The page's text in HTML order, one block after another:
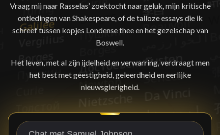
Vraag mij naar Rasselas’ zoektocht naar geluk, mijn kritische
ontledingen van Shakespeare, of de talloze essays die ik
schreef tussen kopjes Londense thee en het gezelschap van
Boswell.
Het leven, met al zijn ijdelheid en verwarring, verdraagt men
het best met geestigheid, geleerdheid en eerlijke
nieuwsgierigheid.